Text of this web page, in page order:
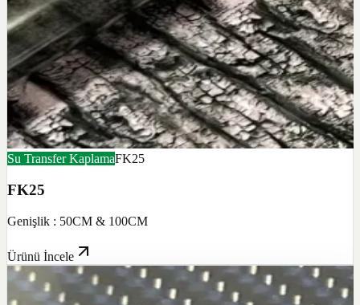
Su Transfer KaplamaFK25
FK25
Genişlik : 50CM & 100CM
Ürünü İncele